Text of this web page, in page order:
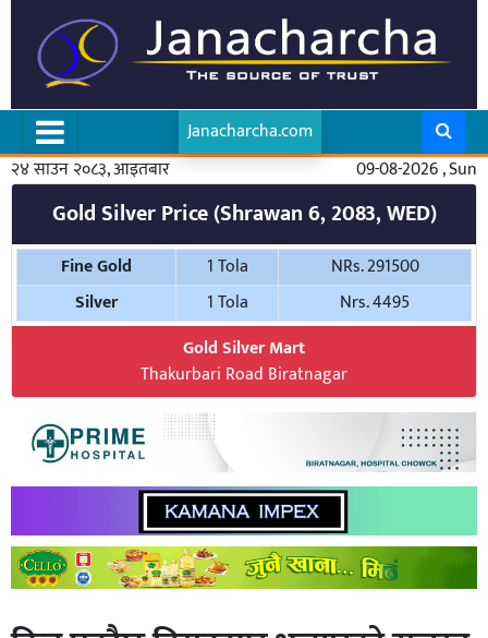
Janacharcha.com
२४ साउन २०८३, आइतबार
09-08-2026 , Sun
Gold Silver Price (Shrawan 6, 2083, WED)
Fine Gold 1 Tola
NRs. 291500
Silver
1 Tola
Nrs. 4495
Gold Silver Mart
Thakurbari Road Biratnagar